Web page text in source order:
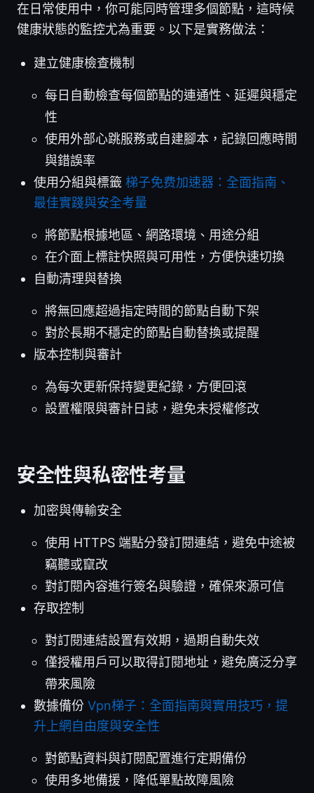
在日常使用中，你可能同時管理多個節點，這時候
健康狀態的監控尤為重要。以下是實務做法：
建立健康檢查機制
每日自動檢查每個節點的連通性、延遲與穩定
性
使用外部心跳服務或自建腳本，記錄回應時間
與錯誤率
使用分組與標籤 梯子免费加速器：全面指南、
最佳實踐與安全考量
將節點根據地區、網路環境、用途分組
在介面上標註快照與可用性，方便快速切換
自動清理與替換
將無回應超過指定時間的節點自動下架
對於長期不穩定的節點自動替換或提醒
版本控制與審計
為每次更新保持變更紀錄，方便回滾
設置權限與審計日誌，避免未授權修改
安全性與私密性考量
加密與傳輸安全
使用 HTTPS 端點分發訂閱連結，避免中途被
竊聽或竄改
對訂閱內容進行簽名與驗證，確保來源可信
存取控制
對訂閱連結設置有效期，過期自動失效
僅授權用戶可以取得訂閱地址，避免廣泛分享
帶來風險
數據備份 Vpn梯子：全面指南與實用技巧，提
升上網自由度與安全性
對節點資料與訂閱配置進行定期備份
使用多地備援，降低單點故障風險